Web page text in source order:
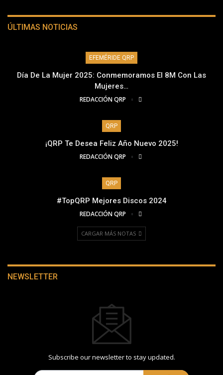
ÚLTIMAS NOTICIAS
EFEMÉRIDE QRP
Día De La Mujer 2025: Conmemoramos El 8M Con Las
Mujeres…
REDACCIÓN QRP
QRP
¡QRP Te Desea Feliz Año Nuevo 2025!
REDACCIÓN QRP
QRP
#TopQRP Mejores Discos 2024
REDACCIÓN QRP
CARGAR MÁS NOTAS
NEWSLETTER
Subscribe our newsletter to stay updated.